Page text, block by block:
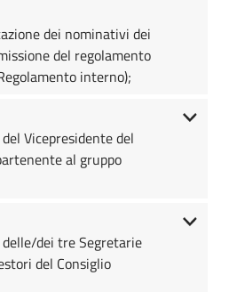
dei nominativi dei
del regolamento
interno);
Vicepresidente del
al gruppo
delle/dei tre Segretarie
del Consiglio